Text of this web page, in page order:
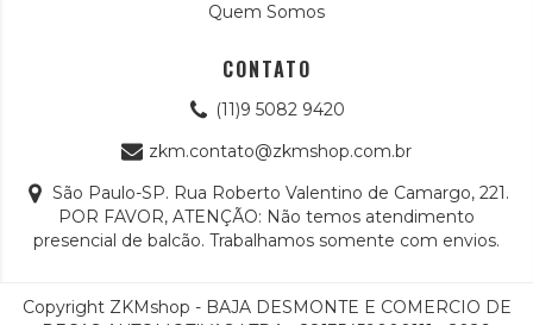
Quem Somos
CONTATO
(11)9 5082 9420
zkm.contato@zkmshop.com.br
São Paulo-SP. Rua Roberto Valentino de Camargo, 221.
POR FAVOR, ATENÇÃO: Não temos atendimento
presencial de balcão. Trabalhamos somente com envios.
Copyright ZKMshop - BAJA DESMONTE E COMERCIO DE